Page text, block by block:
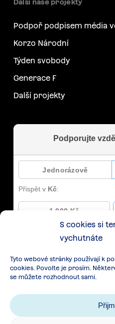
S cookies si
vychutnáte
Tyto webové stránky používají k
cookies. Povolte je prosím.
se můžete rozhodnout sami.
Další naše projekty
Podpoř podpisem média
Korzo Národní
Týden svobody
Generace F
Další projekty